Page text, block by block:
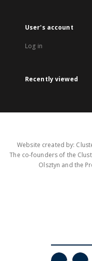
User's account
Log in
Recently viewed
Website created by:
The co-founders of the
Olsztyn and the